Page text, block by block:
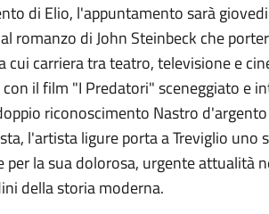
di Elio, l'appuntamento sarà
romanzo di John Steinbeck che
cui carriera tra teatro, televisione e
con il film "I Predatori" sceneggiato e
riconoscimento Nastro
l'artista ligure porta a Treviglio uno
per la sua dolorosa, urgente attualità
della storia moderna.